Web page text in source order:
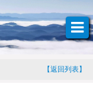
【返回列表】